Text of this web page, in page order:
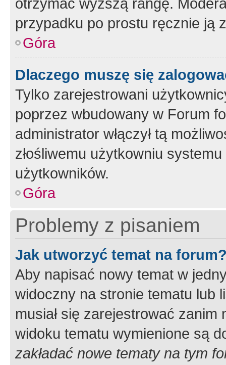
przypadku po prostu ręcznie ją
Góra
Dlaczego muszę się
Tylko zarejestrowani
poprzez wbudowany w Forum
administrator włączył tą
złośliwemu użytkowniu
użytkowników.
Góra
Problemy z pisaniem
Jak utworzyć temat na
Aby napisać nowy temat w
widoczny na stronie tematu lub
musiał się zarejestrować
widoku tematu wymienione są
zakładać nowe tematy na tym